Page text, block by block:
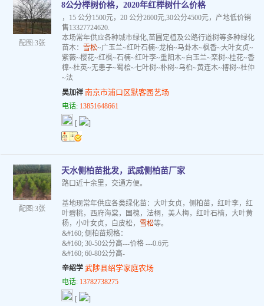
配图:3张
8公分榉树价格，2020年红榉树什么价格
，15 公分1500元，20 公分2600元,30公分4500元，产地低价销
售13327724620.
本场常年供应各种城市绿化,苗圃定植及公路行道树等多种绿化
苗木： 雪松~广玉兰~红叶石楠~龙柏~马卦木~枫香~大叶女贞~
紫薇~樱花~红枫~石楠~红叶李~重阳木~白玉兰~栾树~桂花~香
樟~杜英~无患子~蜀桧~七叶树~朴树~乌桕~黄连木~椿树~杜仲
~法
吴加祥 南京市浦口区默客园艺场
电话: 13851648661
[ ]
配图:3张
天水侧柏苗批发，武威侧柏苗厂家
路口近十余里，交通方便。
基地现常年供应各类绿化苗：大叶女贞，侧柏苗，红叶李，红
叶碧桃，西府海棠，国槐，法桐，美人梅，红叶石楠，大叶黄
杨，小叶女贞，白皮松， 雪松等。
&#160; 侧柏苗规格：
&#160; 30-50公分高---价格 ---0.6元
&#160; 60-80公分高-
辛绍学 武陟县绍学家庭农场
电话: 13782738275
[ ]